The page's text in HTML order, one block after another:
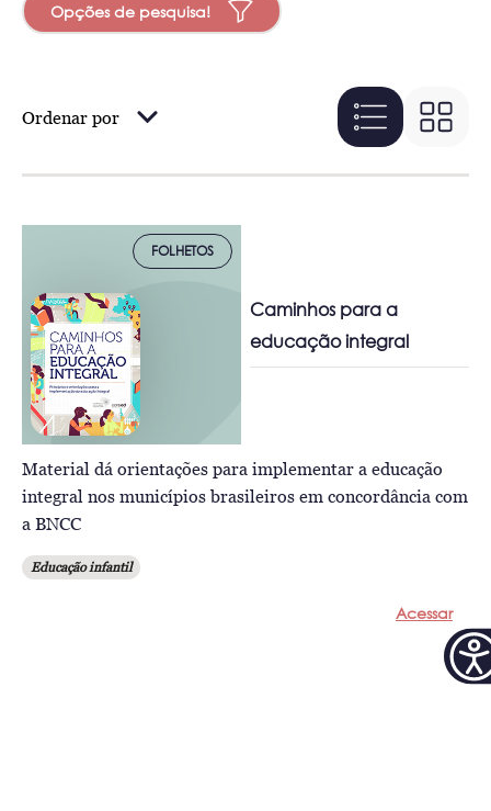
Opções de pesquisa!
Ordenar por
FOLHETOS
Caminhos para a
educação integral
Material dá orientações para implementar a educação
integral nos municípios brasileiros em concordância com
a BNCC
Educação infantil
Acessar